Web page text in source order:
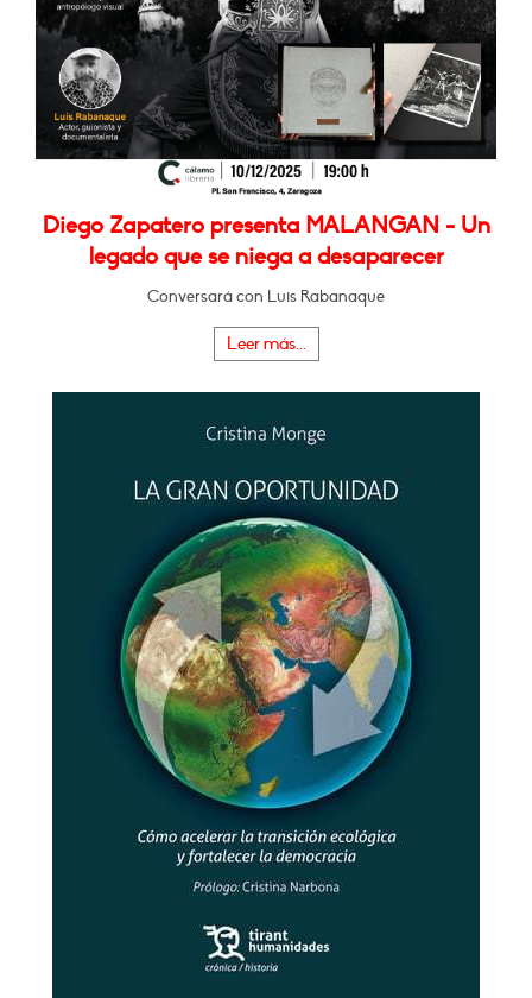
Diego Zapatero presenta MALANGAN - Un
legado que se niega a desaparecer
Conversará con Luis Rabanaque
Leer más...